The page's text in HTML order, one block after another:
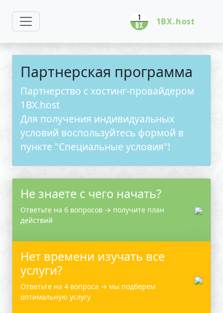
1BX.host
Партнерская программа
Партнерство с хостинг-провайдером
1BX.host
Для получения индивидуальных
условий воспользуйтесь формой в
пункте "Специальные условия"!
Не знаете с чего начать?
Ответьте на 6 вопросов → получите план
действий
Нет времени изучать все
услуги?
Ответьте на 4 вопроса → мы подберем
оптимальную услугу